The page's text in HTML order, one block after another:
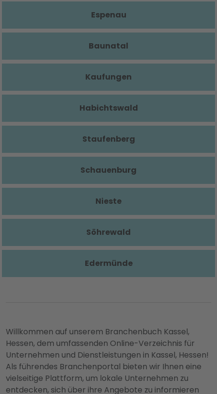
Espenau
Baunatal
Kaufungen
Habichtswald
Staufenberg
Schauenburg
Nieste
Söhrewald
Edermünde
Willkommen auf unserem Branchenbuch Kassel,
Hessen, dem umfassenden Online-Verzeichnis für
Unternehmen und Dienstleistungen in Kassel, Hessen!
Als führendes Branchenportal bieten wir Ihnen eine
vielseitige Plattform, um lokale Unternehmen zu
entdecken, sich über ihre Angebote zu informieren